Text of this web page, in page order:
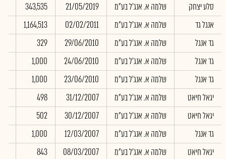
סלע יצחק
שלמה א. אנג'ל בע"מ 21/05/2019
343,535
אנגל גד
שלמה א. אנג'ל בע"מ 02/02/2011
1,164,513
גד אנגל
שלמה א. אנג'ל בע"מ 29/06/2010
329
גד אנגל
שלמה א. אנג'ל בע"מ 24/06/2010
1,000
גד אנגל
שלמה א. אנג'ל בע"מ 23/06/2010
1,000
יגאל חיאט
שלמה א. אנג'ל בע"מ 31/12/2007
498
יגאל חיאט
שלמה א. אנג'ל בע"מ 30/12/2007
502
גד אנגל
שלמה א. אנג'ל בע"מ 12/03/2007
1,000
יגאל חיאט
שלמה א. אנג'ל בע"מ 08/03/2007
843